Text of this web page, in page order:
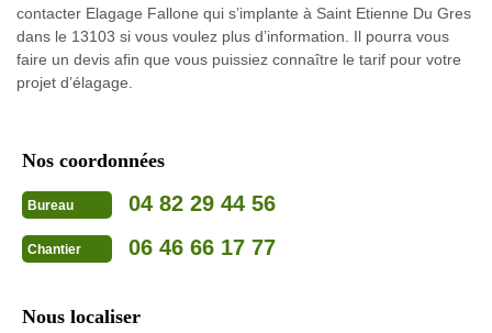
contacter Elagage Fallone qui s’implante à Saint Etienne Du Gres
dans le 13103 si vous voulez plus d’information. Il pourra vous
faire un devis afin que vous puissiez connaître le tarif pour votre
projet d’élagage.
Nos coordonnées
Bureau 04 82 29 44 56
Chantier 06 46 66 17 77
Nous localiser